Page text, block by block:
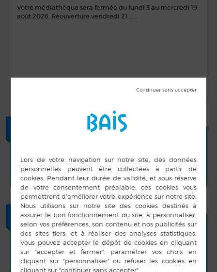
Votre médiathèque sera fermée du lundi 3 au mercredi 19
août 2026. Réouverture vendredi 21 ......
LIRE LA SUITE
AGENDA
MAR
17
BAL CLUB DE L’ESPÉRANCE
ACCÈS RAPIDE